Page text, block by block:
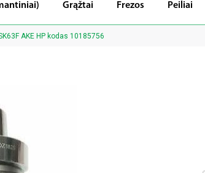
Grąžtai Frezos Peiliai
AKE HP kodas 10185756